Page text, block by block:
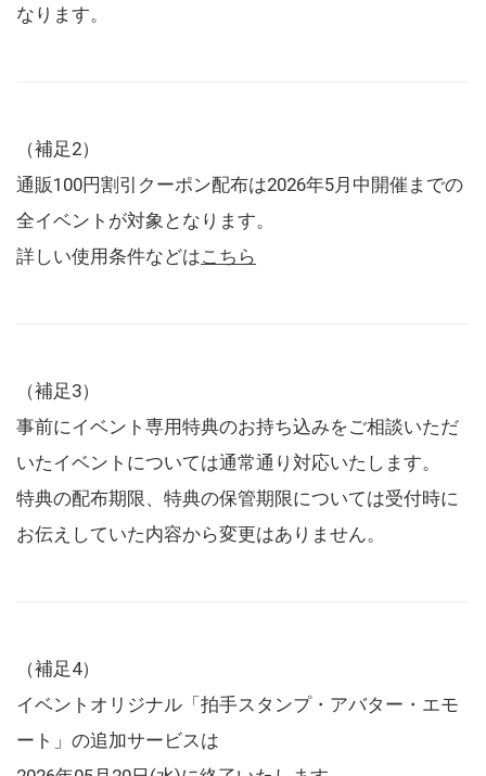
なります。
（補足2）
通販100円割引クーポン配布は2026年5月中開催までの
全イベントが対象となります。
詳しい使用条件などはこちら
（補足3）
事前にイベント専用特典のお持ち込みをご相談いただ
いたイベントについては通常通り対応いたします。
特典の配布期限、特典の保管期限については受付時に
お伝えしていた内容から変更はありません。
（補足4）
イベントオリジナル「拍手スタンプ・アバター・エモ
ート」の追加サービスは